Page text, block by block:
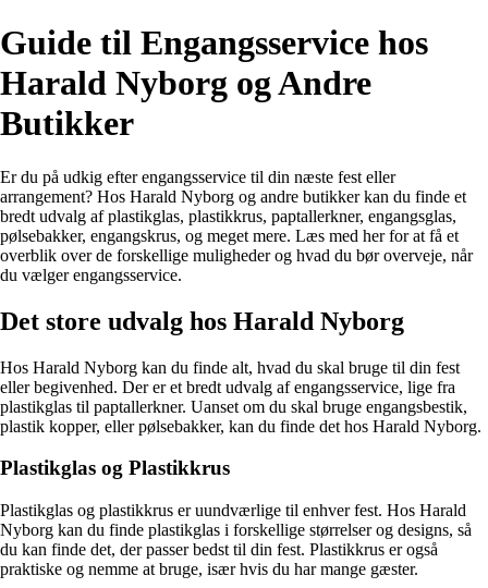
Guide til Engangsservice hos
Harald Nyborg og Andre
Butikker
Er du på udkig efter engangsservice til din næste fest eller
arrangement? Hos Harald Nyborg og andre butikker kan du finde et
bredt udvalg af plastikglas, plastikkrus, paptallerkner, engangsglas,
pølsebakker, engangskrus, og meget mere. Læs med her for at få et
overblik over de forskellige muligheder og hvad du bør overveje, når
du vælger engangsservice.
Det store udvalg hos Harald Nyborg
Hos Harald Nyborg kan du finde alt, hvad du skal bruge til din fest
eller begivenhed. Der er et bredt udvalg af engangsservice, lige fra
plastikglas til paptallerkner. Uanset om du skal bruge engangsbestik,
plastik kopper, eller pølsebakker, kan du finde det hos Harald Nyborg.
Plastikglas og Plastikkrus
Plastikglas og plastikkrus er uundværlige til enhver fest. Hos Harald
Nyborg kan du finde plastikglas i forskellige størrelser og designs, så
du kan finde det, der passer bedst til din fest. Plastikkrus er også
praktiske og nemme at bruge, især hvis du har mange gæster.